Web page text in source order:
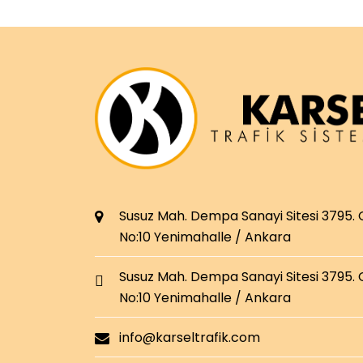
Susuz Mah. Dempa Sanayi Sitesi 3795.
No:10 Yenimahalle / Ankara
Susuz Mah. Dempa Sanayi Sitesi 3795.
No:10 Yenimahalle / Ankara
info@karseltrafik.com